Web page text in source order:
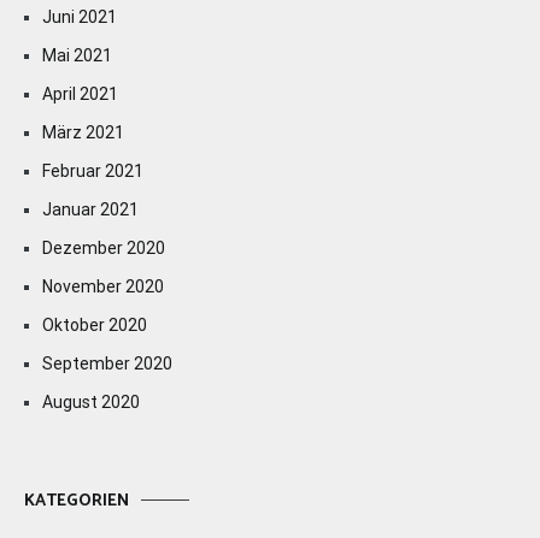
Juni 2021
Mai 2021
April 2021
März 2021
Februar 2021
Januar 2021
Dezember 2020
November 2020
Oktober 2020
September 2020
August 2020
KATEGORIEN